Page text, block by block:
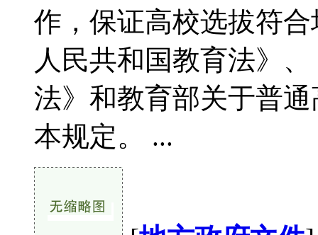
作，保证高校选拔符
人民共和国教育法》
法》和教育部关于普
本规定。 ...